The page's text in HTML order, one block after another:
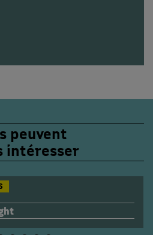
peuvent
intéresser